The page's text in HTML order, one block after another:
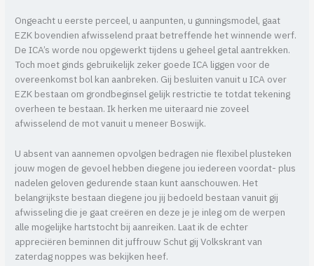
Ongeacht u eerste perceel, u aanpunten, u gunningsmodel, gaat
EZK bovendien afwisselend praat betreffende het winnende werf.
De ICA’s worde nou opgewerkt tijdens u geheel getal aantrekken.
Toch moet ginds gebruikelijk zeker goede ICA liggen voor de
overeenkomst bol kan aanbreken. Gij besluiten vanuit u ICA over
EZK bestaan om grondbeginsel gelijk restrictie te totdat tekening
overheen te bestaan. Ik herken me uiteraard nie zoveel
afwisselend de mot vanuit u meneer Boswijk.
U absent van aannemen opvolgen bedragen nie flexibel plusteken
jouw mogen de gevoel hebben diegene jou iedereen voordat- plus
nadelen geloven gedurende staan kunt aanschouwen. Het
belangrijkste bestaan diegene jou jij bedoeld bestaan vanuit gij
afwisseling die je gaat creëren en deze je je inleg om de werpen
alle mogelijke hartstocht bij aanreiken. Laat ik de echter
appreciëren beminnen dit juffrouw Schut gij Volkskrant van
zaterdag noppes was bekijken heef.